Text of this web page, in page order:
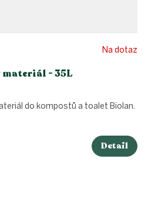
materiál - 35L
Na dotaz
Detail
do kompostů a toalet Biolan.